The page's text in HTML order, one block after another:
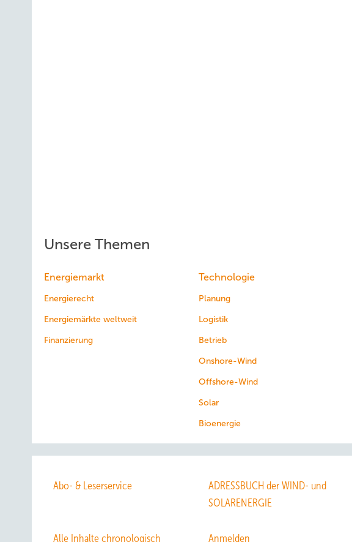
Unsere Themen
Energiemarkt
Energierecht
Energiemärkte weltweit
Finanzierung
Technologie
Planung
Logistik
Betrieb
Onshore-Wind
Offshore-Wind
Solar
Bioenergie
Abo- & Leserservice
ADRESSBUCH der WIND- und
SOLARENERGIE
Alle Inhalte chronologisch Anmelden